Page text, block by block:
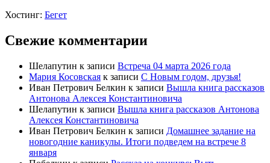
Хостинг: Бегет
Свежие комментарии
Шелапутин к записи Встреча 04 марта 2026 года
Мария Косовская к записи С Новым годом, друзья!
Иван Петрович Белкин к записи Вышла книга рассказов
Антонова Алексея Константиновича
Шелапутин к записи Вышла книга рассказов Антонова
Алексея Константиновича
Иван Петрович Белкин к записи Домашнее задание на
новогодние каникулы. Итоги подведем на встрече 8
января